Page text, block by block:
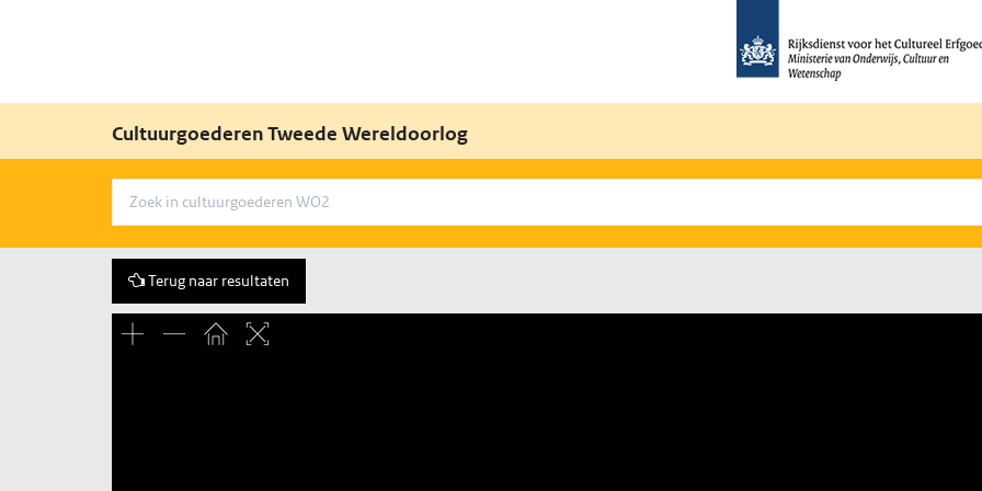
Cultuurgoederen Tweede Wereldoorlog
Terug naar resultaten